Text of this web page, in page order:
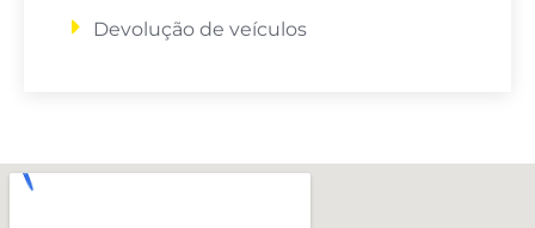
Devolução de veículos